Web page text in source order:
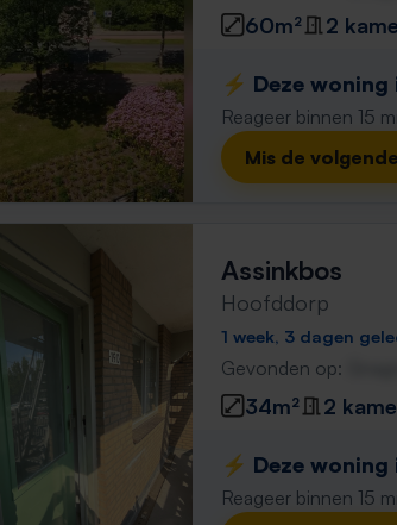
60m² 2
⚡️ Deze
Reageer binnen 15
Mis de
Assinkbos
Hoofddorp
1 week, 3 dagen
Gevonden op:
34m² 2
⚡️ Deze
Reageer binnen 15